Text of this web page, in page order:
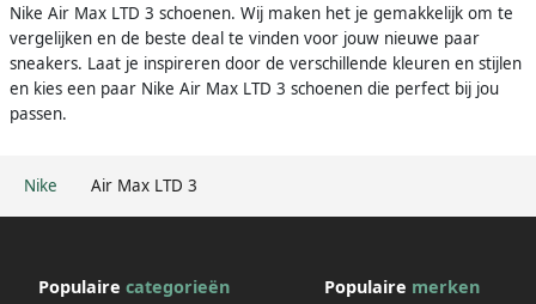
Nike Air Max LTD 3
Nike Air Max LTD 3 schoenen. Wij maken het je gemakkelijk om te
vergelijken en de beste deal te vinden voor jouw nieuwe paar
sneakers. Laat je inspireren door de verschillende kleuren en stijlen
en kies een paar Nike Air Max LTD 3 schoenen die perfect bij jou
passen.
Populaire categorieën Populaire merken